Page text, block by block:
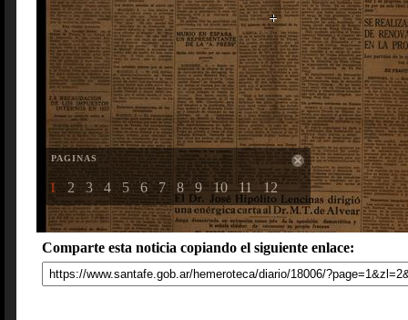
PAGINAS
1 2 3 4 5 6 7 8 9 10 11 12
Comparte esta noticia copiando el siguiente enlace: